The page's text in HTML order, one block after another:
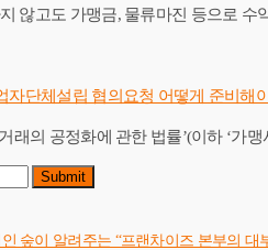
않고도 가맹금, 물류마진 등으로
자단체설립 협의요청 어떻게 준비해
래의 공정화에 관한 법률’(이하 ‘가
Submit
숲이 알려주는 “프랜차이즈 본부의 대